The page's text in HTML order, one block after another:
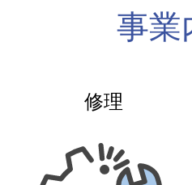
事業
修理